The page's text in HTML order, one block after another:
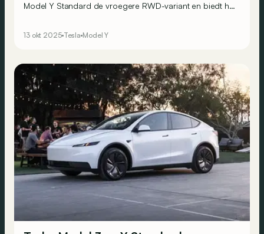
Model Y Standard de vroegere RWD-variant en biedt hij
13 okt 2025 Tesla Model Y